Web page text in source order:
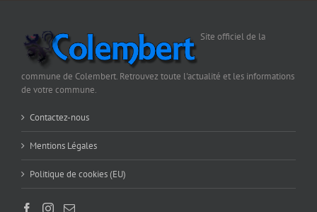
Site officiel de la
commune de Colembert. Retrouvez toute l'actualité et les informations
de votre commune.
Contactez-nous
Mentions Légales
Politique de cookies (EU)